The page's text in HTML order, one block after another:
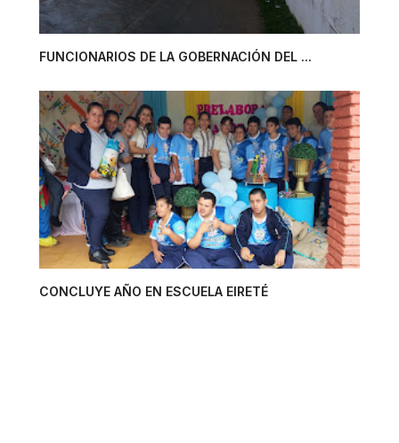
FUNCIONARIOS DE LA GOBERNACIÓN DEL ...
CONCLUYE AÑO EN ESCUELA EIRETÉ